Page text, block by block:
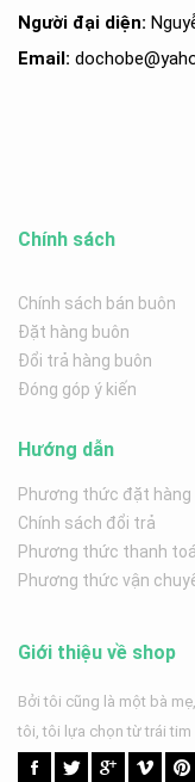
Người đại diện:
Email: dochobe
Chính sách
Chính sách bán buôn
Đặt hàng buôn
Đổi trả hàng buôn
Đóng góp ý kiến
Hướng dẫn
Phương thức đặt hàng
Chính sách đổi trả
Phương thức thanh
Phương thức vận
Giới thiệu về shop
Bởi tôi cũng là một bà
tôi, tôi lựa chọn từ trái tim